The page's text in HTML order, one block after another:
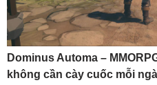
Dominus Automa –
không cần cày cuốc mỗi